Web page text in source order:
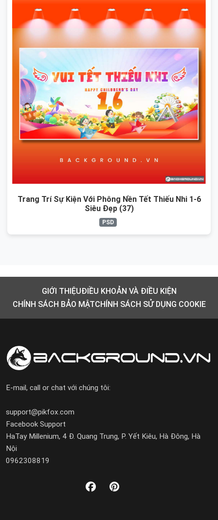
Trang Trí Sự Kiện Với Phông Nền Tết Thiếu Nhi 1-6
Siêu Đẹp (37)
PSD
GIỚI THIỆUĐIỀU KHOẢN VÀ ĐIỀU KIỆN
CHÍNH SÁCH BẢO MẬTCHÍNH SÁCH SỬ DỤNG COOKIE
E-mail, call or chat với chúng tôi:
support@pikfox.com
Facebook Support
HaTay Millenium, 4 Đ. Quang Trung, P. Yết Kiêu, Hà Đông, Hà
Nội
0962308819